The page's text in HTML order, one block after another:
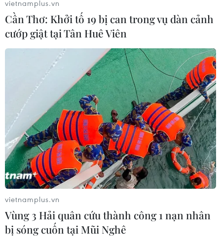
vietnamplus.vn
Cần Thơ: Khởi tố 19 bị can trong vụ dàn cảnh
cướp giật tại Tân Huê Viên
vietnamplus.vn
Vùng 3 Hải quân cứu thành công 1 nạn nhân
bị sóng cuốn tại Mũi Nghê